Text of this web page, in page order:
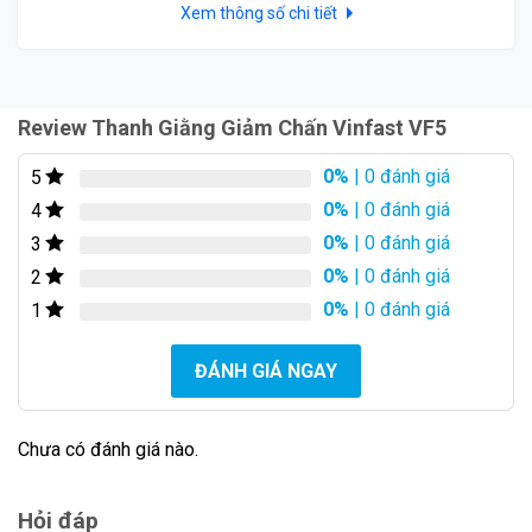
Cặp Thanh Giằng Giảm Chấn Vinfast VF5
Quy Trình Lắp Đặt Chuẩn Zin – Không Độ
Chế
Quá trình lắp đặt Thanh giằng giảm chấn Vinfast VF5
tại Minh Thành Auto cam kết:
Xem thông số chi tiết
Review Thanh Giằng Giảm Chấn Vinfast VF5
5 0% | 0 đánh giá
4
0% | 0 đánh giá
3
0% | 0 đánh giá
2
0% | 0 đánh giá
1
0% | 0 đánh giá
ĐÁNH GIÁ NGAY
Chưa có đánh giá nào.
Hỏi đáp